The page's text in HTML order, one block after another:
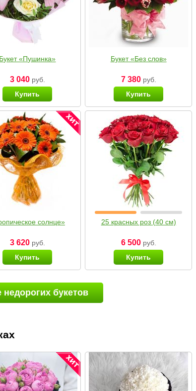
Букет «Пушинка»
3 040руб.
Купить
Букет «Без слов»
7 380руб.
Купить
солнце»
3 620руб.
Купить
25 красных роз (40 см)
6 500руб.
Купить
букетов